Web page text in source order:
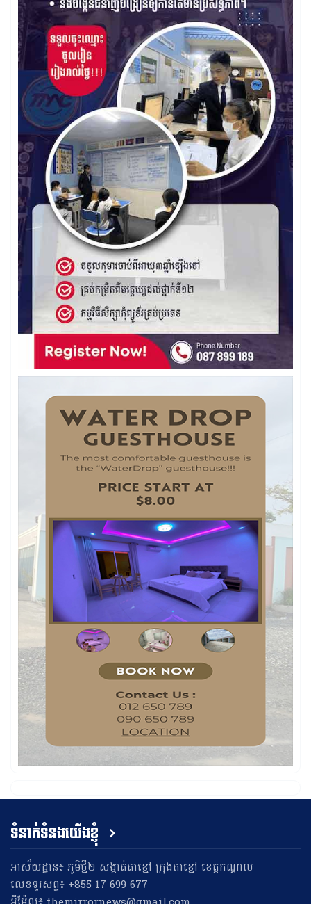
ទំនាក់ទំនងយើងខ្ញុំ
អាស័យដ្ឋាន៖ ភូមិថ្មី២ សង្កាត់តាខ្មៅ ក្រុងតាខ្មៅ ខេត្តកណ្តាល
លេខទូរសព្ទ៖ +855 17 699 677